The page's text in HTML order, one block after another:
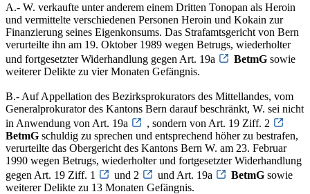
A.- W. verkaufte unter anderem einem Dritten Tonopan als Heroin
und vermittelte verschiedenen Personen Heroin und Kokain zur
Finanzierung seines Eigenkonsums. Das Strafamtsgericht von Bern
verurteilte ihn am 19. Oktober 1989 wegen Betrugs, wiederholter
und fortgesetzter Widerhandlung gegen Art. 19a
BetmG sowie
weiterer Delikte zu vier Monaten Gefängnis.
B.- Auf Appellation des Bezirksprokurators des Mittellandes, vom
Generalprokurator des Kantons Bern darauf beschränkt, W. sei nicht
in Anwendung von Art. 19a
, sondern von Art. 19 Ziff. 2
BetmG schuldig zu sprechen und entsprechend höher zu bestrafen,
verurteilte das Obergericht des Kantons Bern W. am 23. Februar
1990 wegen Betrugs, wiederholter und fortgesetzter Widerhandlung
gegen Art. 19 Ziff. 1
und 2 und Art. 19a BetmG sowie
weiterer Delikte zu 13 Monaten Gefängnis.